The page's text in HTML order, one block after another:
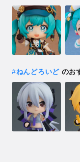
#ねんどろいどのお